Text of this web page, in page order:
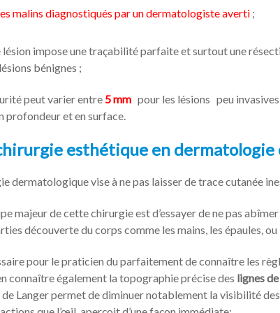
malins diagnostiqués par un dermatologiste averti ;
lésion impose une traçabilité parfaite et surtout une
bénignes ;
peut varier entre5 mm pour les lésions peu
profondeur et en surface.
esthétique en dermatologie
dermatologique vise à ne pas laisser de trace cutanée
majeur de cette chirurgie est d’essayer de ne pas
découverte du corps comme les mains, les épaules,
pour le praticien du parfaitement de connaître les
connaître également la topographie précise des lignes
de Langer permet de diminuer notablement la visibilité